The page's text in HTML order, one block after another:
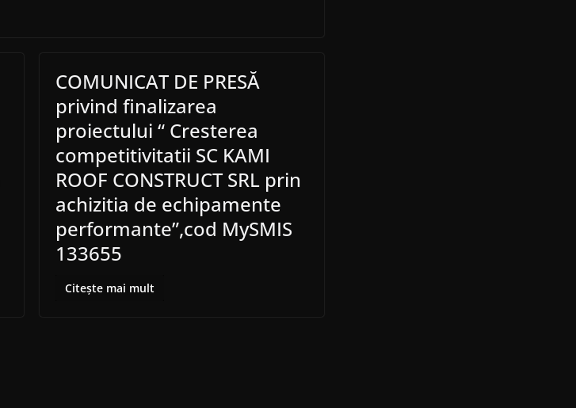
COMUNICAT DE PRESĂ
privind finalizarea
proiectului “ Cresterea
competitivitatii SC KAMI
ROOF CONSTRUCT SRL prin
achizitia de echipamente
performante”,cod MySMIS
133655
Citește mai mult